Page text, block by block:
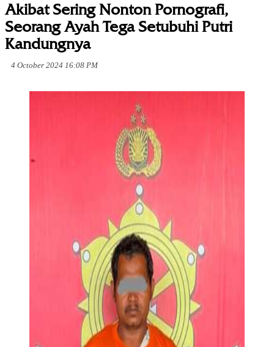
Akibat Sering Nonton Pornografi,
Seorang Ayah Tega Setubuhi Putri
Kandungnya
4 October 2024 16:08 PM